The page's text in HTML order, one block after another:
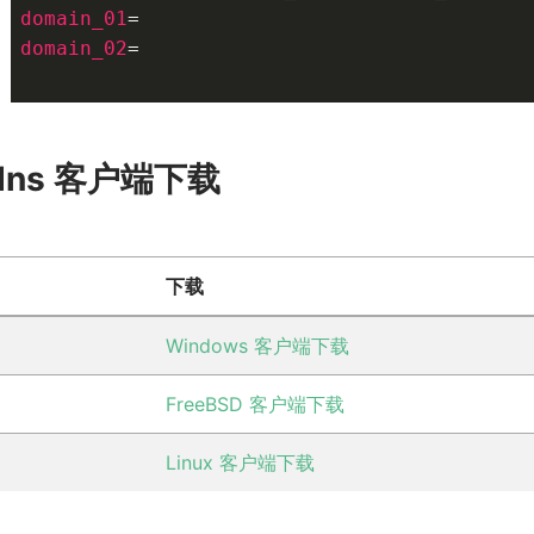
domain_01
domain_02=
客户端下载
下载
Windows 客户端下载
FreeBSD 客户端下载
Linux 客户端下载